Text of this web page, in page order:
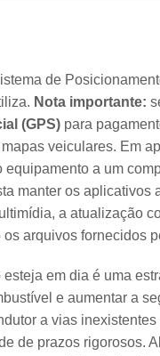
de
Nota importante:
(GPS) para
veiculares. Em
equipamento a um
manter os
a atualização
arquivos fornecidos
em dia é uma
e aumentar a
a vias
de prazos rigorosos.